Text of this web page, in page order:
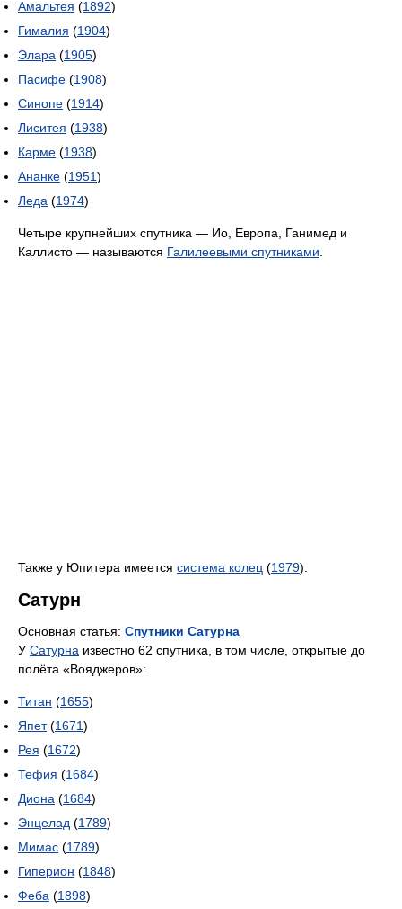
Амальтея (1892)
Гималия (1904)
Элара (1905)
Пасифе (1908)
Синопе (1914)
Лиситея (1938)
Карме (1938)
Ананке (1951)
Леда (1974)
Четыре крупнейших спутника — Ио, Европа, Ганимед и
Каллисто — называются Галилеевыми спутниками
Также у Юпитера имеется система колец (1979).
Сатурн
Основная статья: Спутники Сатурна
У Сатурна известно 62 спутника, в том числе, открытые до
полёта «Вояджеров»:
Титан (1655)
Япет(1671)
Рея (1672)
Тефия (1684)
Диона (1684)
Энцелад (1789)
Мимас (1789)
Гиперион (1848)
Феба (1898)